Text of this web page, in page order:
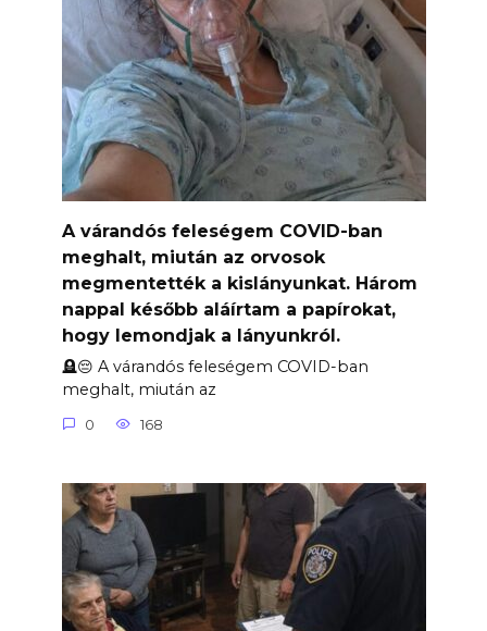
A várandós feleségem COVID-ban
meghalt, miután az orvosok
megmentették a kislányunkat. Három
nappal később aláírtam a papírokat,
hogy lemondjak a lányunkról.
🪦😔 A várandós feleségem COVID-ban
meghalt, miután az
0 168